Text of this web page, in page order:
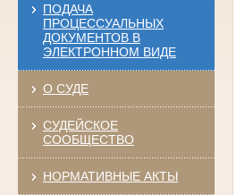
ПОДАЧА
ПРОЦЕССУАЛЬНЫХ
ДОКУМЕНТОВ В
ЭЛЕКТРОННОМ ВИДЕ
О СУДЕ
СУДЕЙСКОЕ
СООБЩЕСТВО
НОРМАТИВНЫЕ АКТЫ